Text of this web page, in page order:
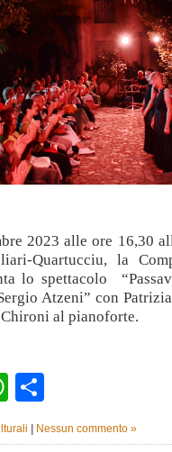
2023 alle ore 16,30
Quartucciu, la
lo spettacolo
Atzeni” con
al pianoforte.
WhatsApp
Nessun commento »